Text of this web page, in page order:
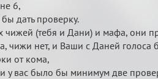
6,
дать проверку.
чижей (тебя и Дани) и мафа, они
чижи нет, и Ваши с Даней
от кома,
у вас было бы минимум две